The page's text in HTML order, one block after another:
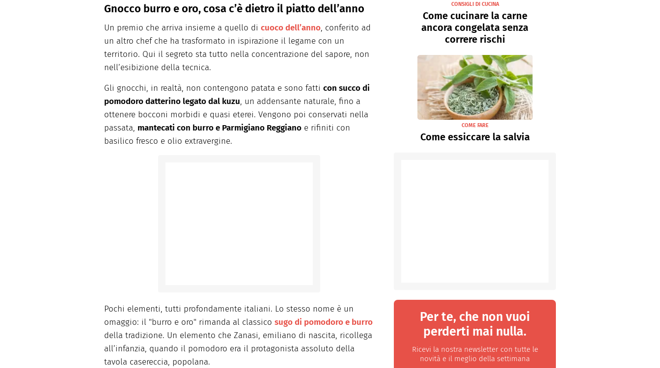
Gnocco burro e oro, cosa c’è dietro il piatto dell’anno
Un premio che arriva insieme a quello di cuoco dell’anno, conferito ad
un altro chef che ha trasformato in ispirazione il legame con un
territorio. Qui il segreto sta tutto nella concentrazione del sapore, non
nell’esibizione della tecnica.
Gli gnocchi, in realtà, non contengono patata e sono fatti con succo di
pomodoro datterino legato dal kuzu, un addensante naturale, fino a
ottenere bocconi morbidi e quasi eterei. Vengono poi conservati nella
passata, mantecati con burro e Parmigiano Reggiano e rifiniti con
basilico fresco e olio extravergine.
Pochi elementi, tutti profondamente italiani. Lo stesso nome è un
omaggio: il "burro e oro" rimanda al classico sugo di pomodoro e burro
della tradizione. Un elemento che Zanasi, emiliano di nascita, ricollega
all’infanzia, quando il pomodoro era il protagonista assoluto della
tavola casereccia, popolana.
CONSIGLI DI CUCINA
Come cucinare la carne
ancora congelata senza
correre rischi
COME FARE
Come essiccare la salvia
Per te, che non vuoi
perderti mai nulla.
Ricevi la nostra newsletter con tutte le
novità e il meglio della settimana